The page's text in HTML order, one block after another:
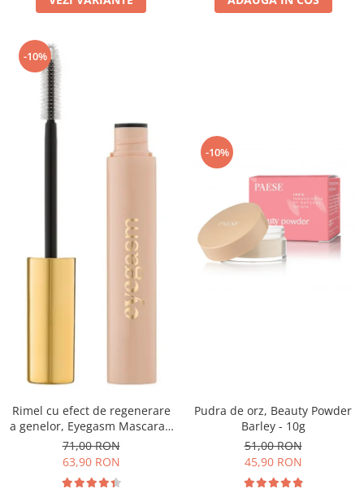
-10%
Rimel cu efect de regenerare
a genelor, Eyegasm Mascara -
8ml
71,00 RON
63,90 RON
-10%
Pudra de orz, Beauty Powder
Barley - 10g
51,00 RON
45,90 RON